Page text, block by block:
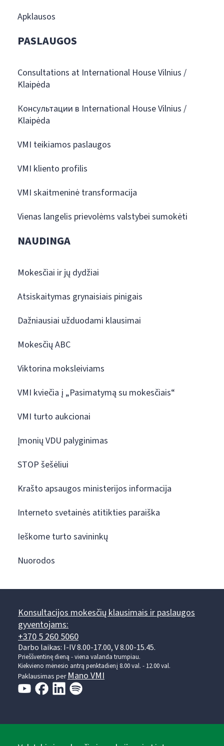
Apklausos
PASLAUGOS
Consultations at International House Vilnius /
Klaipėda
Консультации в International House Vilnius /
Klaipėda
VMI teikiamos paslaugos
VMI kliento profilis
VMI skaitmeninė transformacija
Vienas langelis prievolėms valstybei sumokėti
NAUDINGA
Mokesčiai ir jų dydžiai
Atsiskaitymas grynaisiais pinigais
Dažniausiai užduodami klausimai
Mokesčių ABC
Viktorina moksleiviams
VMI kviečia į „Pasimatymą su mokesčiais“
VMI turto aukcionai
Įmonių VDU palyginimas
STOP šešėliui
Krašto apsaugos ministerijos informacija
Interneto svetainės atitikties paraiška
Ieškome turto savininkų
Nuorodos
Konsultacijos mokesčių klausimais ir paslaugos
gyventojams:
+370 5 260 5060
Darbo laikas: I-IV 8.00-17.00, V 8.00-15.45.
Prieššventinę dieną - viena valanda trumpiau.
Kiekvieno mėnesio antrą penktadienį 8.00 val. - 12.00 val.
Paklausimas perMano VMI